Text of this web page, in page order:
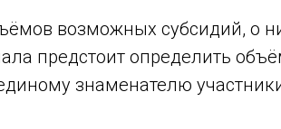
возможных субсидий, о
предстоит определить
знаменателю